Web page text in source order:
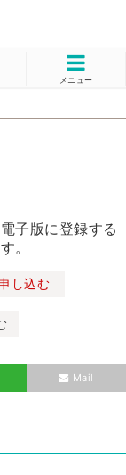
メニュー
子版に登録する
。
し込む
Mail